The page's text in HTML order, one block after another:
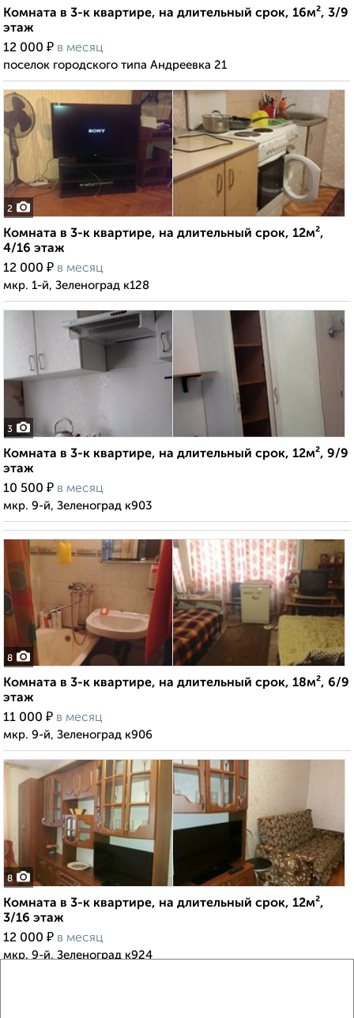
Комната в 3-к квартире, на длительный срок, 16м², 3/9
этаж
12 000 ₽ в месяц
поселок городского типа Андреевка 21
2
Комната в 3-к квартире, на длительный срок, 12м²,
4/16 этаж
12 000 ₽ в месяц
мкр. 1-й, Зеленоград к128
3
Комната в 3-к квартире, на длительный срок, 12м², 9/9
этаж
10 500 ₽ в месяц
мкр. 9-й, Зеленоград к903
8
Комната в 3-к квартире, на длительный срок, 18м², 6/9
этаж
11 000 ₽ в месяц
мкр. 9-й, Зеленоград к906
8
Комната в 3-к квартире, на длительный срок, 12м²,
3/16 этаж
12 000 ₽ в месяц
мкр. 9-й, Зеленоград к924